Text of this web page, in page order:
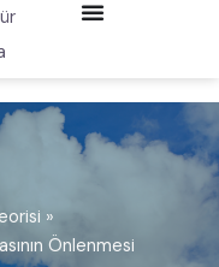
Önlenmesi